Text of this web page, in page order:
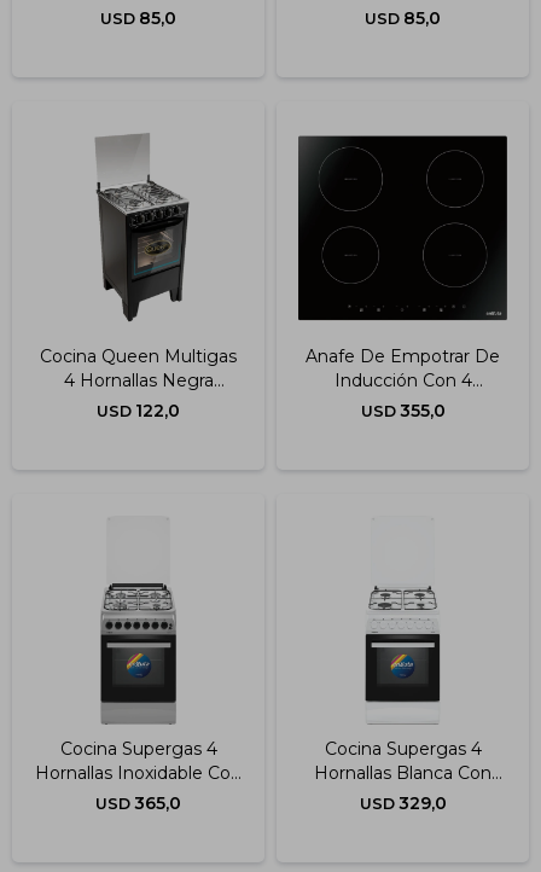
USD 85,0 USD 85,0
Cocina Queen Multigas
4 Hornallas Negra
Queen
USD 122,0
Anafe De Empotrar De
Inducción Con 4
Hornallas
USD 355,0
Cocina Supergas 4
Hornallas Inoxidable Con
Termocupla 50x60 Cm
USD 365,0
Cocina Supergas 4
Hornallas Blanca Con
Termocupla 50x60 Cm
USD 329,0